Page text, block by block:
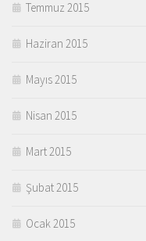
Temmuz 2015
Haziran 2015
Mayıs 2015
Nisan 2015
Mart 2015
Şubat 2015
Ocak 2015